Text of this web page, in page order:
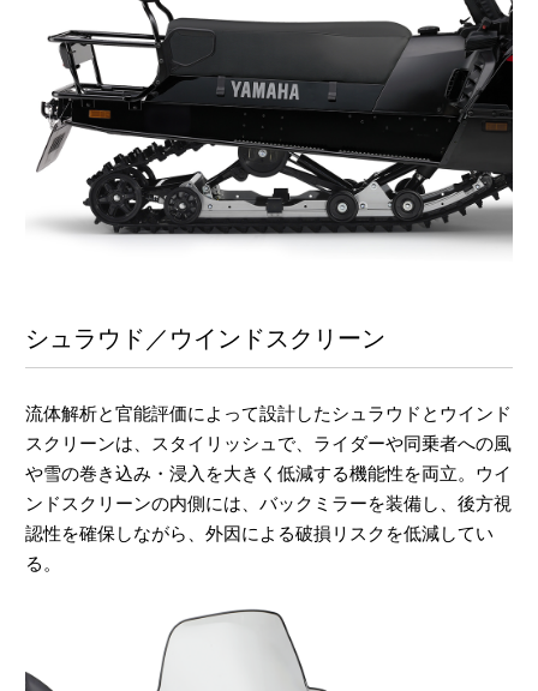
シュラウド／ウインドスクリーン
流体解析と官能評価によって設計したシュラウドとウインド
スクリーンは、スタイリッシュで、ライダーや同乗者への風
や雪の巻き込み・浸入を大きく低減する機能性を両立。ウイ
ンドスクリーンの内側には、バックミラーを装備し、後方視
認性を確保しながら、外因による破損リスクを低減してい
る。